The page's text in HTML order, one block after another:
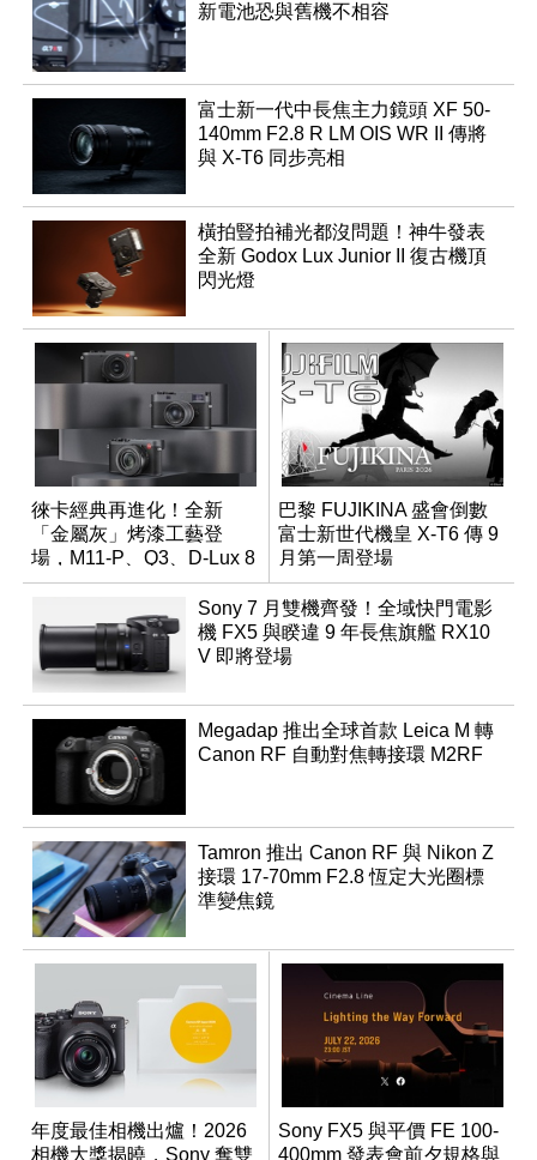
新電池恐與舊機不相容
富士新一代中長焦主力鏡頭 XF 50-
140mm F2.8 R LM OIS WR II 傳將
與 X-T6 同步亮相
橫拍豎拍補光都沒問題！神牛發表
全新 Godox Lux Junior II 復古機頂
閃光燈
徠卡經典再進化！全新
「金屬灰」烤漆工藝登
場，M11-P、Q3、D-Lux 8
領銜換裝
巴黎 FUJIKINA 盛會倒數
富士新世代機皇 X-T6 傳 9
月第一周登場
Sony 7 月雙機齊發！全域快門電影
機 FX5 與睽違 9 年長焦旗艦 RX10
V 即將登場
Megadap 推出全球首款 Leica M 轉
Canon RF 自動對焦轉接環 M2RF
Tamron 推出 Canon RF 與 Nikon Z
接環 17-70mm F2.8 恆定大光圈標
準變焦鏡
年度最佳相機出爐！2026
相機大獎揭曉，Sony 奪雙
Sony FX5 與平價 FE 100-
400mm 發表會前夕規格與